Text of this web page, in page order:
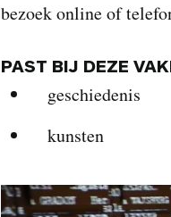
bezoek online of
PAST BIJ DEZE
geschiedenis
kunsten